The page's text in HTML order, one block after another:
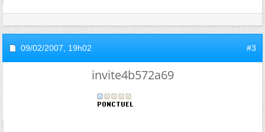
09/02/2007, 19h02 #3
invite4b572a69